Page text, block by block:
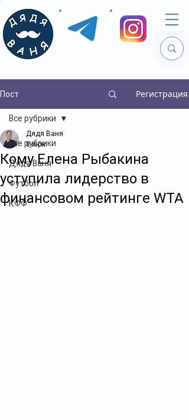
Пост Регистрация
Все рубрики
Дядя Ваня
Футбол
КФФ
Все рубрики
Кому Елена Рыбакина
уступила лидерство в
финансовом рейтинге WTA
Дядя Ваня
8 июн.